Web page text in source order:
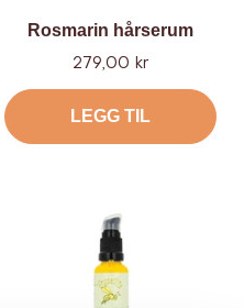
Rosmarin hårserum
Tilbud
279,00 kr
LEGG TIL